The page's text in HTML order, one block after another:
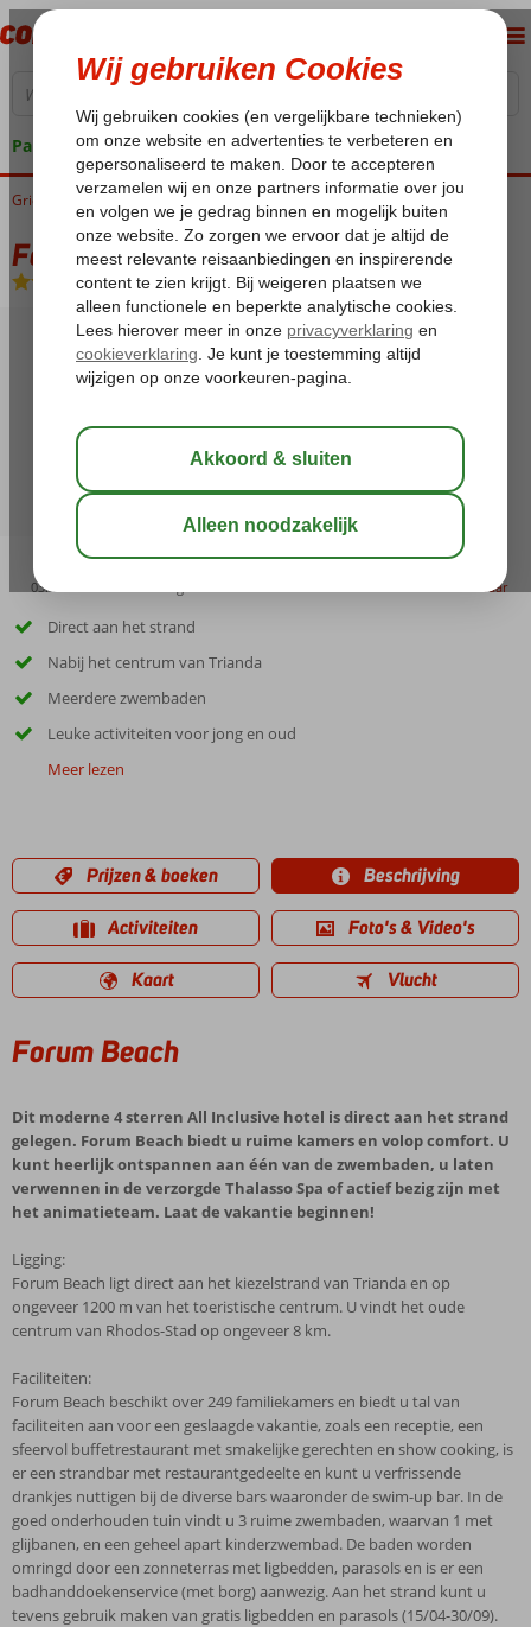
Pakketgarantie
Home
Griekenland Rhodos Ialyssos / Trianda Forum Beach
Forum Beach
All Inclusive-Hotel
03:45 bewaar
Direct aan het strand
Nabij het centrum van Trianda
Meerdere zwembaden
Leuke activiteiten voor jong en oud
Meer lezen
Prijzen & boeken Beschrijving
Activiteiten Foto's & Video's
Kaart Vlucht
Forum Beach
Dit moderne 4 sterren All Inclusive hotel is direct aan het strand
gelegen. Forum Beach biedt u ruime kamers en volop comfort. U
kunt heerlijk ontspannen aan één van de zwembaden, u laten
verwennen in de verzorgde Thalasso Spa of actief bezig zijn met
het animatieteam. Laat de vakantie beginnen!
Ligging:
Forum Beach ligt direct aan het kiezelstrand van Trianda en op
ongeveer 1200 m van het toeristische centrum. U vindt het oude
centrum van Rhodos-Stad op ongeveer 8 km.
Faciliteiten:
Forum Beach beschikt over 249 familiekamers en biedt u tal van
faciliteiten aan voor een geslaagde vakantie, zoals een receptie, een
sfeervol buffetrestaurant met smakelijke gerechten en show cooking, is
er een strandbar met restaurantgedeelte en kunt u verfrissende
drankjes nuttigen bij de diverse bars waaronder de swim-up bar. In de
goed onderhouden tuin vindt u 3 ruime zwembaden, waarvan 1 met
glijbanen, en een geheel apart kinderzwembad. De baden worden
omringd door een zonneterras met ligbedden, parasols en is er een
badhanddoekenservice (met borg) aanwezig. Aan het strand kunt u
tevens gebruik maken van gratis ligbedden en parasols (15/04-30/09).